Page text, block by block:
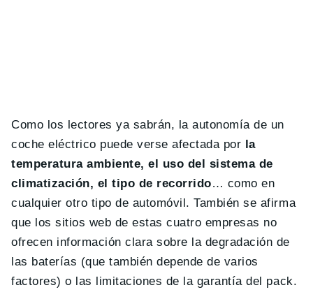
Como los lectores ya sabrán, la autonomía de un
coche eléctrico puede verse afectada por la
temperatura ambiente, el uso del sistema de
climatización, el tipo de recorrido… como en
cualquier otro tipo de automóvil. También se afirma
que los sitios web de estas cuatro empresas no
ofrecen información clara sobre la degradación de
las baterías (que también depende de varios
factores) o las limitaciones de la garantía del pack.